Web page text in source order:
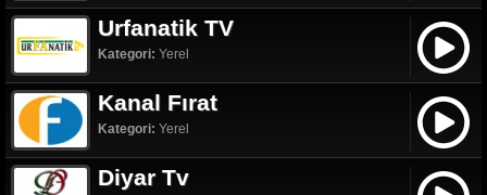
Urfanatik TV
Kategori: Yerel
Kanal Fırat
Kategori: Yerel
Diyar Tv